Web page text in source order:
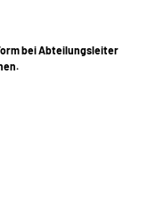
bei Abteilungsleiter